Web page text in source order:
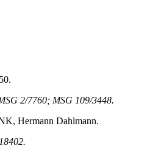
2/7760; MSG 109/3448.
Hermann Dahlmann.